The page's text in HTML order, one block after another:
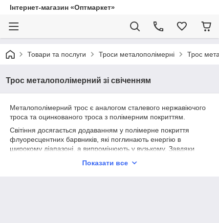
Інтернет-магазин «Оптмаркет»
Товари та послуги Троси металополімерні Трос
Трос металополімерний зі свіченням
Металополімерний трос є аналогом сталевого нержавіючого
троса та оцинкованого троса з полімерним покриттям.
Світіння досягається додаванням у полімерне покриття
флуоресцентних барвників, які поглинають енергію в
широкому діапазоні, а випромінюють у вузькому. Завдяки
звичайному світлі або здається сяючим при освітленні
Показати все